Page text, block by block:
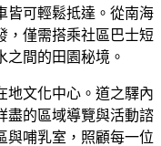
皆可輕鬆抵達。從南海
，僅需搭乘社區巴士短
之間的田園秘境。
地文化中心。道之驛內
盡的區域導覽與活動諮
與哺乳室，照顧每一位